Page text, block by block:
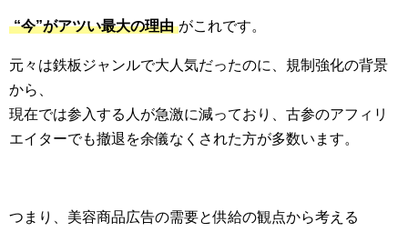
“今”がアツい最大の理由 がこれです。
元々は鉄板ジャンルで大人気だったのに、規制強化の背景
から、
現在では参入する人が急激に減っており、古参のアフィリ
エイターでも撤退を余儀なくされた方が多数います。
つまり、美容商品広告の需要と供給の観点から考える